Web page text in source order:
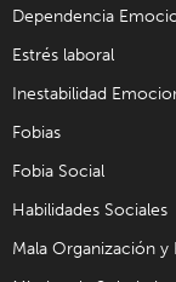
Dependencia
Estrés laboral
Inestabilidad
Fobias
Fobia Social
Habilidades Sociales
Mala Organización